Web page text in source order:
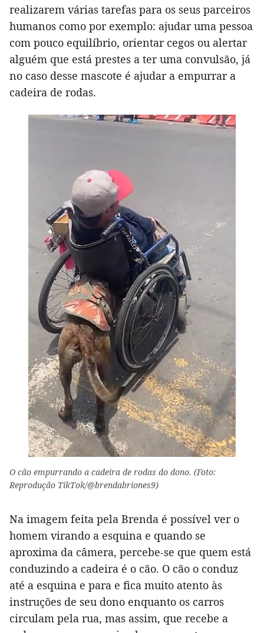
realizarem várias tarefas para os seus parceiros
humanos como por exemplo: ajudar uma pessoa
com pouco equilíbrio, orientar cegos ou alertar
alguém que está prestes a ter uma convulsão, já
no caso desse mascote é ajudar a empurrar a
cadeira de rodas.
O cão empurrando a cadeira de rodas do dono. (Foto:
Reprodução TikTok/@brendabriones9)
Na imagem feita pela Brenda é possível ver o
homem virando a esquina e quando se
aproxima da câmera, percebe-se que quem está
conduzindo a cadeira é o cão. O cão o conduz
até a esquina e para e fica muito atento às
instruções de seu dono enquanto os carros
circulam pela rua, mas assim, que recebe a